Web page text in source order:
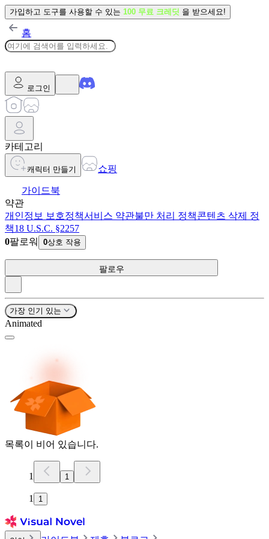
가입하고 도구를 사용할 수 있는 100 무료 크레딧 을 받으세요!
홈
로그인
카테고리
캐릭터 만들기 쇼핑
가이드북
약관
개인정보 보호정책서비스 약관불만 처리 정책콘텐츠 삭제 정
책18 U.S.C. §2257
0팔로워 0상호 작용
팔로우
가장 인기 있는
Animated
목록이 비어 있습니다.
1 1
1 1